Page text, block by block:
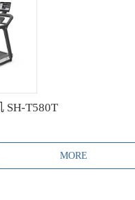
SH-T580T
MORE